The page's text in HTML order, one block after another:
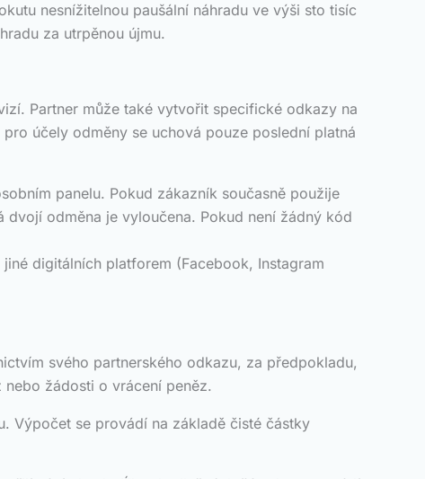
nesnížitelnou paušální náhradu ve výši sto tisíc
za utrpěnou újmu.
Partner může také vytvořit specifické odkazy na
účely odměny se uchová pouze poslední platná
panelu. Pokud zákazník současně použije
odměna je vyloučena. Pokud není žádný kód
digitálních platforem (Facebook, Instagram
svého partnerského odkazu, za předpokladu,
žádosti o vrácení peněz.
Výpočet se provádí na základě čisté částky